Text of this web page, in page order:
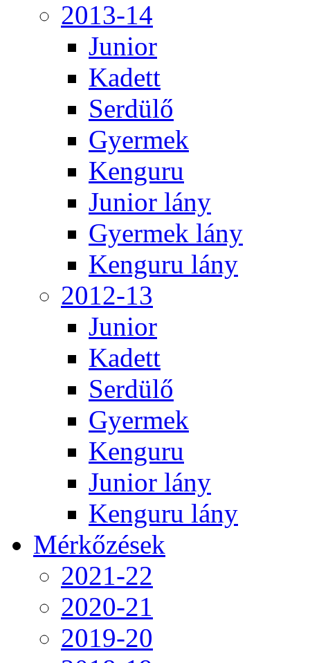
2013-14
Junior
Kadett
Serdülő
Gyermek
Kenguru
Junior lány
Gyermek lány
Kenguru lány
2012-13
Junior
Kadett
Serdülő
Gyermek
Kenguru
Junior lány
Kenguru lány
Mérkőzések
2021-22
2020-21
2019-20